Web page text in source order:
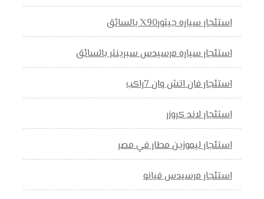
استئجار سياره جيتورX90 بالسائق
استئجار سياره مرسيدس سبرينتر بالسائق
استئجار فان اتش وان 7راكب
استئجار لاند كروزر
استئجار ليموزين مطار في مصر
استئجار مرسيدس فيانو